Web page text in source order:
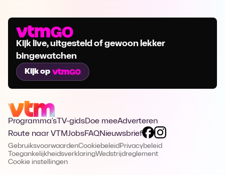
Kijk live, uitgesteld of gewoon lekker
bingewatchen
Kijk op
Programma's TV-gidsDoe meeAdverteren
Route naar VTMJobsFAQNieuwsbrief
GebruiksvoorwaardenCookiebeleid Privacybeleid
ToegankelijkheidsverklaringWedstrijdreglement
Cookie instellingen